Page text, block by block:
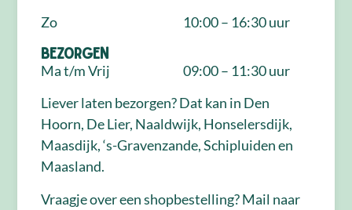
Zo
10:00 – 16:30 uur
Bezorgen
Ma t/m Vrij
09:00 – 11:30 uur
Liever laten bezorgen? Dat kan in Den
Hoorn, De Lier, Naaldwijk, Honselersdijk,
Maasdijk, ‘s-Gravenzande, Schipluiden en
Maasland.
Vraagje over een shopbestelling? Mail naar